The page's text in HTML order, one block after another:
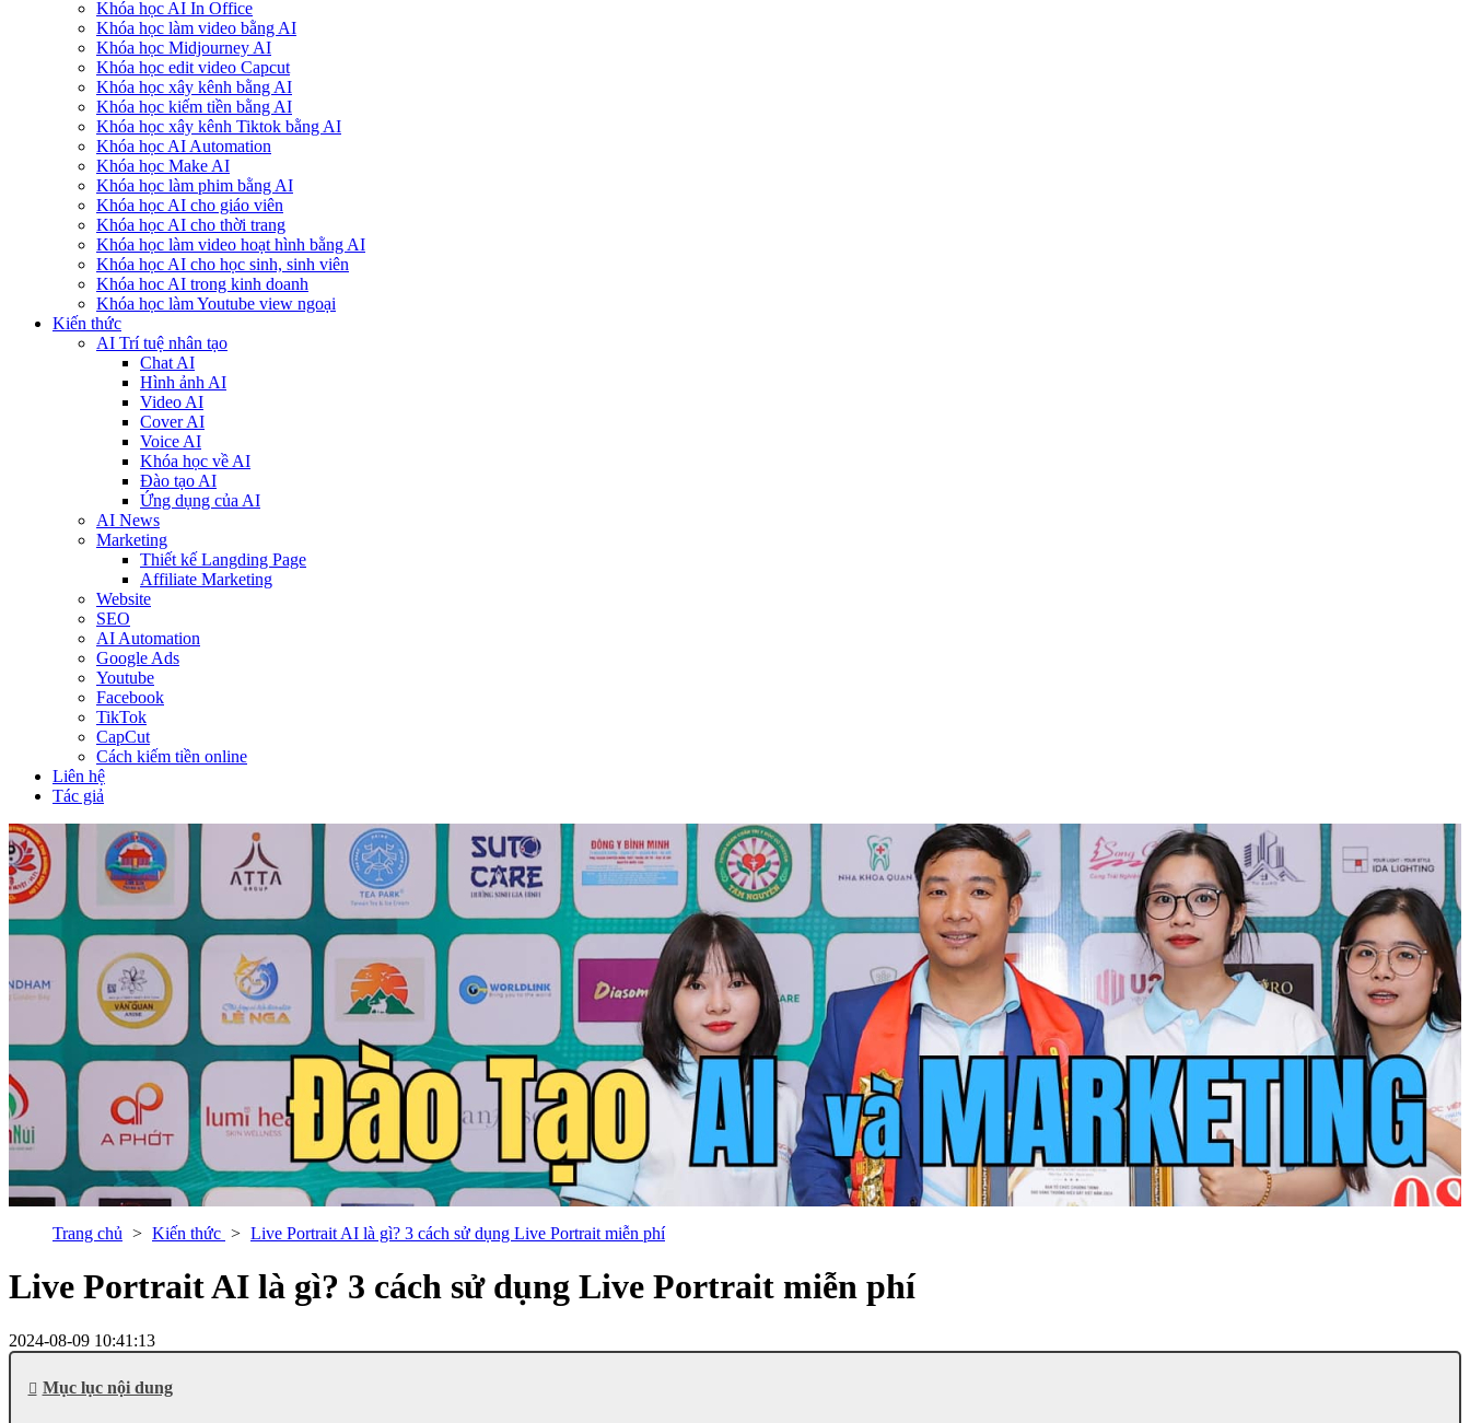
Khóa học AI In Office
Khóa học làm video bằng AI
Khóa học Midjourney AI
Khóa học edit video Capcut
Khóa học xây kênh bằng AI
Khóa học kiếm tiền bằng AI
Khóa học xây kênh Tiktok bằng AI
Khóa học AI Automation
Khóa học Make AI
Khóa học làm phim bằng AI
Khóa học AI cho giáo viên
Khóa học AI cho thời trang
Khóa học làm video hoạt hình bằng AI
Khóa học AI cho học sinh, sinh viên
Khóa hoc AI trong kinh doanh
Khóa học làm Youtube view ngoại
Kiến thức
AI Trí tuệ nhân tạo
Chat AI
Hình ảnh AI
Video AI
Cover AI
Voice AI
Khóa học về AI
Đào tạo AI
Ứng dụng của AI
AI News
Marketing
Thiết kế Langding Page
Affiliate Marketing
Website
SEO
AI Automation
Google Ads
Youtube
Facebook
TikTok
CapCut
Cách kiếm tiền online
Liên hệ
Tác giả
Trang chủ Kiến thức Live Portrait AI là gì? 3 cách sử dụng Live Portrait miễn phí
Live Portrait AI là gì? 3 cách sử dụng Live Portrait miễn phí
2024-08-09 10:41:13
Mục lục nội dung